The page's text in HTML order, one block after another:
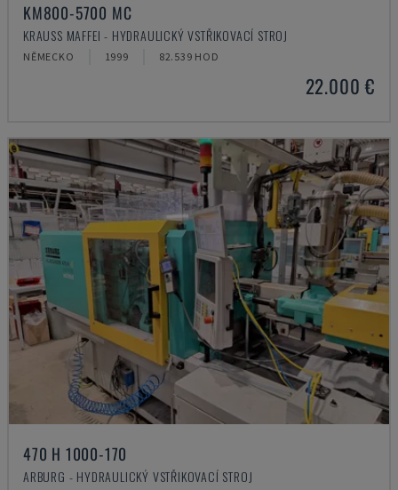
KM800-5700 MC
KRAUSS MAFFEI - HYDRAULICKÝ VSTŘIKOVACÍ STROJ
NĚMECKO 1999 82.539 HOD
22.000 €
470 H 1000-170
ARBURG - HYDRAULICKÝ VSTŘIKOVACÍ STROJ